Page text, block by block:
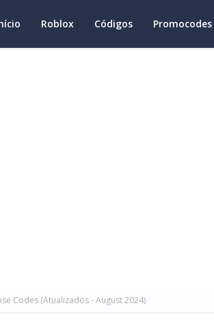
Roblox Códigos Promocodes
Codes (Atualizados - August 2024)